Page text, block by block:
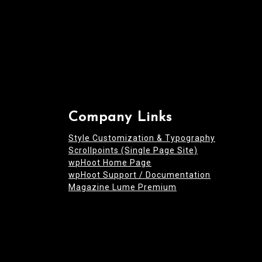
Company Links
Style Customization & Typography
Scrollpoints (Single Page Site)
wpHoot Home Page
wpHoot Support / Documentation
Magazine Lume Premium